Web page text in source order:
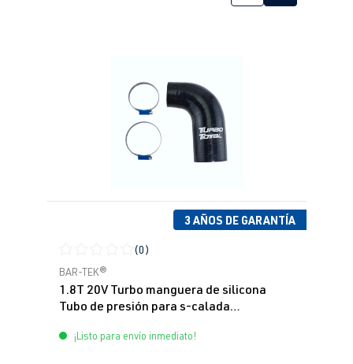
3 AÑOS DE GARANTÍA
Calificación promedio de 0 de 5 estrellas
(0)
BAR-TEK®
1.8T 20V Turbo manguera de silicona
Tubo de presión para s-calada
¡Listo para envío inmediato!